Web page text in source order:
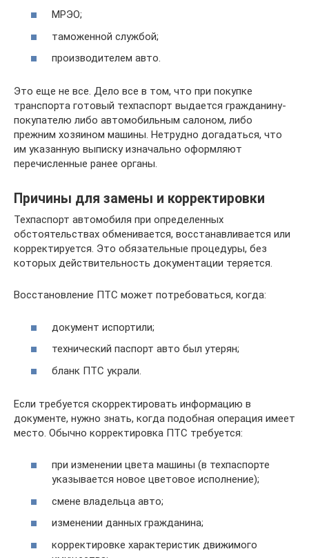
МРЭО;
таможенной службой;
производителем авто.
Это еще не все. Дело все в том, что при покупке
транспорта готовый техпаспорт выдается гражданину-
покупателю либо автомобильным салоном, либо
прежним хозяином машины. Нетрудно догадаться, что
им указанную выписку изначально оформляют
перечисленные ранее органы.
Причины для замены и корректировки
Техпаспорт автомобиля при определенных
обстоятельствах обменивается, восстанавливается или
корректируется. Это обязательные процедуры, без
которых действительность документации теряется.
Восстановление ПТС может потребоваться, когда:
документ испортили;
технический паспорт авто был утерян;
бланк ПТС украли.
Если требуется скорректировать информацию в
документе, нужно знать, когда подобная операция имеет
место. Обычно корректировка ПТС требуется:
при изменении цвета машины (в техпаспорте
указывается новое цветовое исполнение);
смене владельца авто;
изменении данных гражданина;
корректировке характеристик движимого